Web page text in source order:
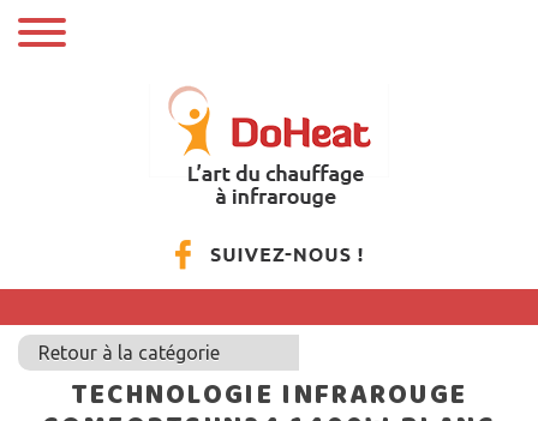
Retour à la catégorie
TECHNOLOGIE INFRAROUGE